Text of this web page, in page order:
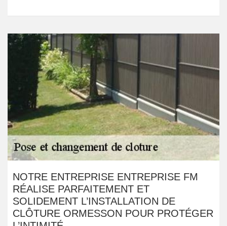
NOTRE ENTREPRISE ENTREPRISE FM
RÉALISE PARFAITEMENT ET
SOLIDEMENT L’INSTALLATION DE
CLÔTURE ORMESSON POUR PROTÉGER